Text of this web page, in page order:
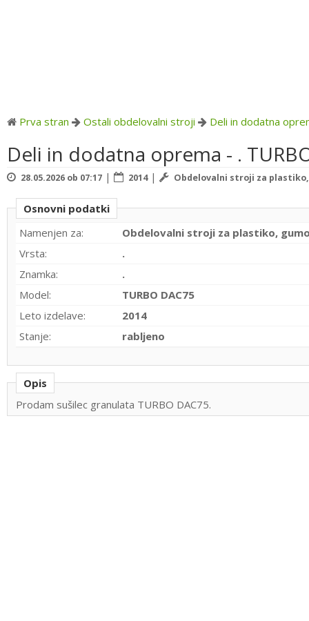
Prva stran Ostali obdelovalni stroji Deli in dodatna
Deli in dodatna oprema - .
28.05.2026 ob 07:17 | 2014| Obdelovalni stroji za
Osnovni podatki
Namenjen za:
Obdelovalni stroji za plastiko,
Vrsta:
.
Znamka:
.
Model:
TURBO DAC75
Leto izdelave:
2014
Stanje:
rabljeno
Opis
Prodam sušilec granulata TURBO DAC75.